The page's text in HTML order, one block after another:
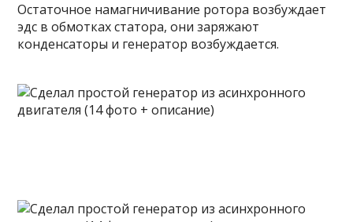
Остаточное намагничивание ротора возбуждает
эдс в обмотках статора, они заряжают
конденсаторы и генератор возбуждается.